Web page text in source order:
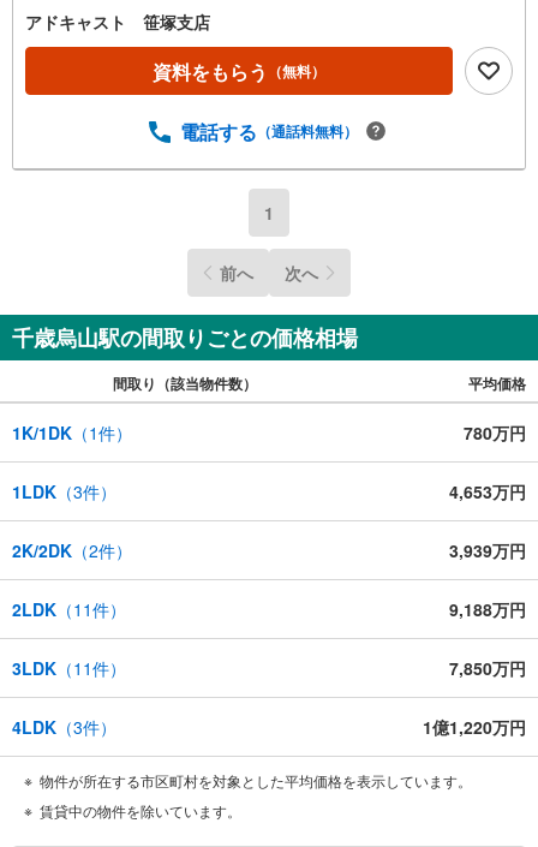
アドキャスト 笹塚支店
資料をもらう （無料）
電話する （通話料無料）
1
前へ 次へ
千歳烏山駅の間取りごとの価格相場
間取り（該当物件数） 平均価格
1K/1DK （1件） 780万円
1LDK （3件） 4,653万円
2K/2DK （2件） 3,939万円
2LDK （11件） 9,188万円
3LDK （11件） 7,850万円
4LDK （3件） 1億1,220万円
物件が所在する市区町村を対象とした平均価格を表示しています。
賃貸中の物件を除いています。